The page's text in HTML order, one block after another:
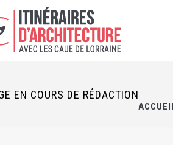
EN COURS DE RÉDACTION